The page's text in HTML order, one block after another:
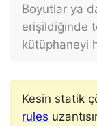
Boyutlar ya
erişildiğinde
kütüphaneyi
Kesin statik
rules